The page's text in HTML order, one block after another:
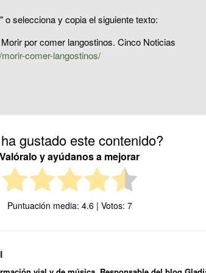
o selecciona y copia el siguiente texto:
por comer langostinos. Cinco Noticias
comer-langostinos/
gustado este contenido?
Valóralo y ayúdanos a mejorar
Puntuación media: 4.6| Votos: 7